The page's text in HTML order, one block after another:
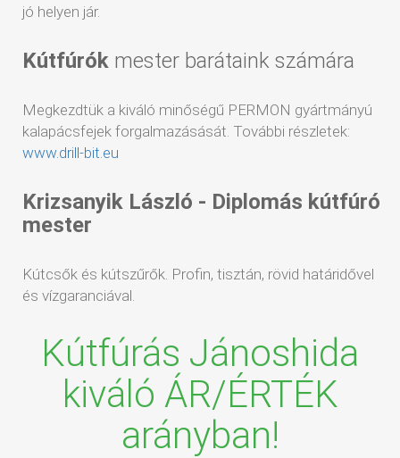
jó helyen jár.
Kútfúrók mester barátaink számára
Megkezdtük a kiváló minőségű PERMON gyártmányú
kalapácsfejek forgalmazásását. További részletek:
www.drill-bit.eu
Krizsanyik László - Diplomás kútfúró
mester
Kútcsők és kútszűrők. Profin, tisztán, rövid határidővel
és vízgaranciával.
Kútfúrás Jánoshida
kiváló ÁR/ÉRTÉK
arányban!